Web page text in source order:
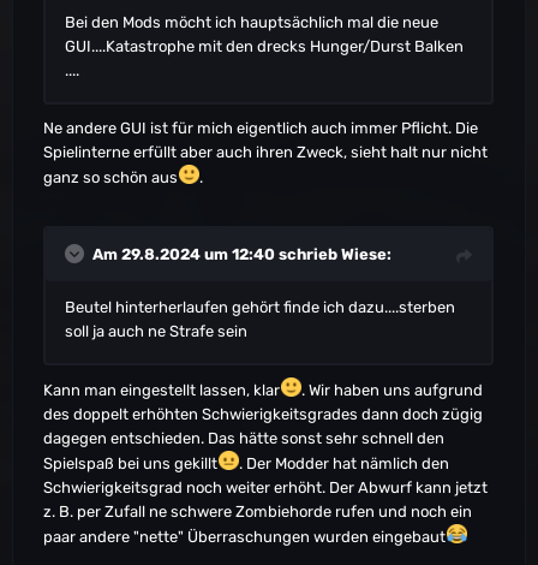
Bei den Mods möcht ich hauptsächlich mal die neue
GUI....Katastrophe mit den drecks Hunger/Durst Balken
....
Ne andere GUI ist für mich eigentlich auch immer Pflicht. Die
Spielinterne erfüllt aber auch ihren Zweck, sieht halt nur nicht
ganz so schön aus
.
Am 29.8.2024 um 12:40 schrieb Wiese:
Beutel hinterherlaufen gehört finde ich dazu....sterben
soll ja auch ne Strafe sein
Kann man eingestellt lassen, klar
. Wir haben uns aufgrund
des doppelt erhöhten Schwierigkeitsgrades dann doch zügig
dagegen entschieden. Das hätte sonst sehr schnell den
Spielspaß bei uns gekillt
. Der Modder hat nämlich den
Schwierigkeitsgrad noch weiter erhöht. Der Abwurf kann jetzt
z. B. per Zufall ne schwere Zombiehorde rufen und noch ein
paar andere "nette" Überraschungen wurden eingebaut